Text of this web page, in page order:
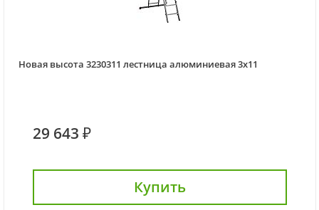
Новая высота 3230311 лестница алюминиевая 3х11
29 643 ₽
Купить